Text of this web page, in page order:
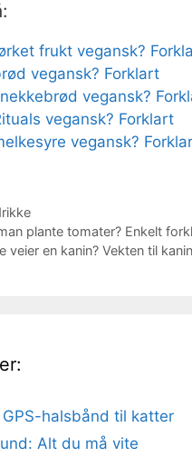
frukt vegansk?
vegansk? Forklart
vegansk?
vegansk? Forklart
vegansk?
plante tomater? Enkelt
veier en kanin? Vekten til
halsbånd til katter
Alt du må vite